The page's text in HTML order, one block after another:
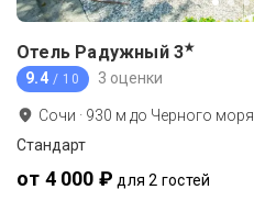
Отель Радужный 3★
9.4 / 10 3 оценки
Сочи · 930 м до Черного моря
Стандарт
от 4 000 ₽ для 2 гостей